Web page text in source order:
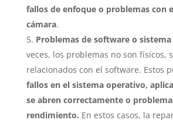
fallos de enfoque o problemas con
cámara.
Problemas de software o
veces, los problemas no son físicos,
relacionados con el software. Estos
fallos en el sistema operativo,
se abren correctamente o
rendimiento. En estos casos, la